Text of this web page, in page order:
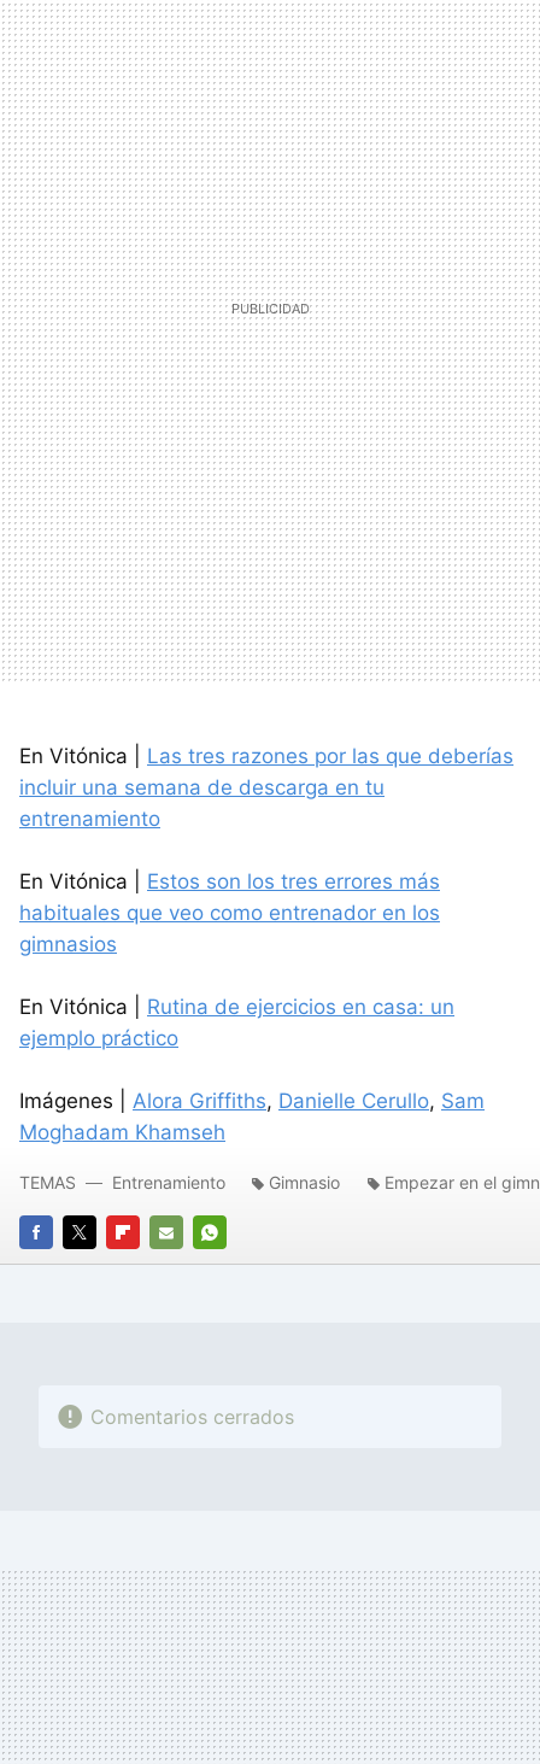
En Vitónica | Las tres razones por las que deberías
incluir una semana de descarga en tu
entrenamiento
En Vitónica | Estos son los tres errores más
habituales que veo como entrenador en los
gimnasios
En Vitónica | Rutina de ejercicios en casa: un
ejemplo práctico
Imágenes | Alora Griffiths, Danielle Cerullo, Sam
Moghadam Khamseh
FACEBOOK
TWITTERFLIPBOARD
E-
WHATSAPP
TEMAS Entrenamiento Gimnasio Empezar en el
Comentarios cerrados